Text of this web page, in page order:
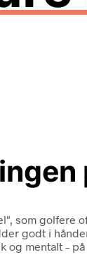
som golfere
godt i
mentalt – på